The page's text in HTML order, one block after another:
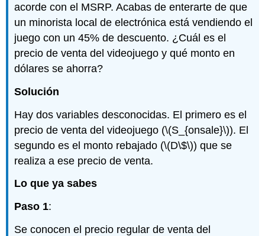
acorde con el MSRP. Acabas de enterarte de que
un minorista local de electrónica está vendiendo el
juego con un 45% de descuento. ¿Cuál es el
precio de venta del videojuego y qué monto en
dólares se ahorra?
Solución
Hay dos variables desconocidas. El primero es el
precio de venta del videojuego (\(S_{onsale}\)). El
segundo es el monto rebajado (\(D\$\)) que se
realiza a ese precio de venta.
Lo que ya sabes
Paso 1:
Se conocen el precio regular de venta del